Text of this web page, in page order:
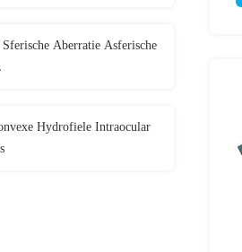
Aberratie Asferische
Hydrofiele Intraocular